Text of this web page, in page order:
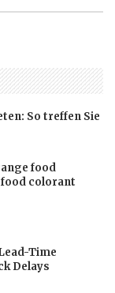
So treffen Sie
food
colorant
Time
Delays